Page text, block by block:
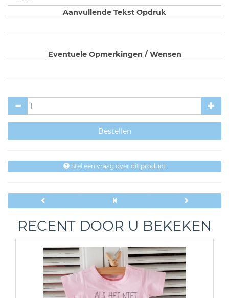
Aanvullende Tekst Opdruk
Eventuele Opmerkingen / Wensen
Stel een vraag over dit product
RECENT DOOR U BEKEKEN